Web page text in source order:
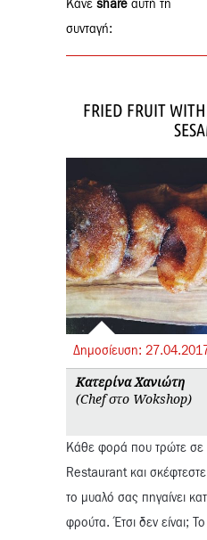
Κάνε share αυτή τη
συνταγή:
FRIED FRUIT
Δημοσίευση: 27.04.
Κατερίνα Χανιώτη
(Chef στο Wokshop)
Κάθε φορά που τρώτε σε
Restaurant και
το μυαλό σας πηγαίνει
φρούτα. Έτσι δεν είναι;